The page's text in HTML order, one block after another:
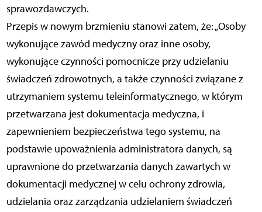
sprawozdawczych.
Przepis w nowym brzmieniu stanowi zatem, że: „Osoby
wykonujące zawód medyczny oraz inne osoby,
wykonujące czynności pomocnicze przy udzielaniu
świadczeń zdrowotnych, a także czynności związane z
utrzymaniem systemu teleinformatycznego, w którym
przetwarzana jest dokumentacja medyczna, i
zapewnieniem bezpieczeństwa tego systemu, na
podstawie upoważnienia administratora danych, są
uprawnione do przetwarzania danych zawartych w
dokumentacji medycznej w celu ochrony zdrowia,
udzielania oraz zarządzania udzielaniem świadczeń